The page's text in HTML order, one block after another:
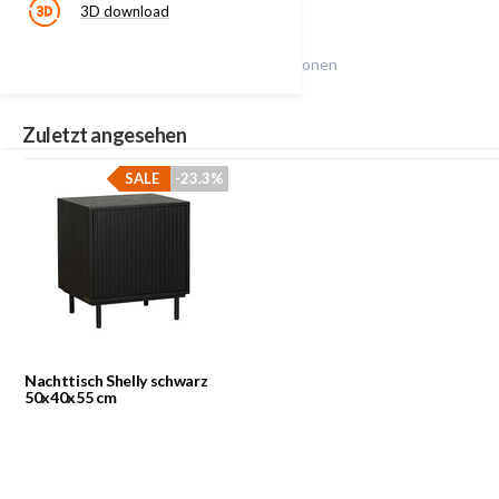
3D download
Klicke auf das Symbol für mehr Informationen
Zuletzt angesehen
Nachttisch Shelly schwarz
50x40x55 cm
-23.3%
SALE